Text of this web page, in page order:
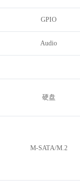
GPIO
Audio
硬盘
M-SATA/M.2